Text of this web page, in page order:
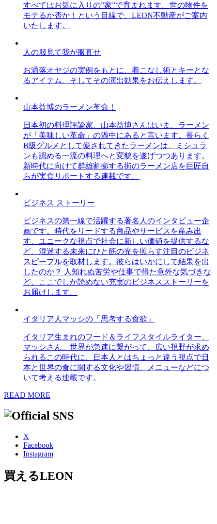
すべてはお気に入りの”家”で育まれます。世の物件を
モテるか否か！という目線で、LEON不動産がご案内
いたします。
人の服見て我が服直せ
お洒落オヤジの実例をもとに、着こなし術とキーとな
るアイテム、そしてその演出効果をお伝えします。
山本益博のラーメン革命！
日本初の料理評論家、山本益博さんはいま、ラーメン
が「美味しい革命」の渦中にあると言います。長らく
B級グルメとして愛されてきたラーメンは、ミシュラ
ンも認める一流の料理へと変貌を遂げつつあります。
新時代に向けて群雄割拠する街のラーメン店を巨匠自
らが実食リポートする連載です。
ビジネス ストーリー
ビジネスの第一線で活躍する著名人のインタビュー企
画です。時代をリードする商品やサービスを産み出
す、ユニークな視点で社会に新しい価値を提供するな
ど、混迷する未来にひと筋の光を照らす注目のビジネ
スピープルを取材します。彼らはいかにして結果を出
したのか？ 人知れぬ苦労や仕事で得た意外な気づきな
ど、ここでしか読めない充実のビジネスストーリーを
お届けします。
イタリア人マッシの「思考する食欲」
イタリア生まれのフード＆ライフスタイルライター、
マッシさん。世界が急速に繋がって、広い視野が求め
られるこの時代に、日本人とはちょっと違う視点で日
本と世界の食に関する文化や習慣、メニューなどにつ
いて考える連載です。
READ MORE
X
Facebook
Instagram
買えるLEON